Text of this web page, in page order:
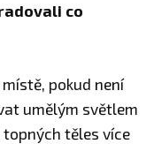
co
pokud není
umělým světlem
topných těles více